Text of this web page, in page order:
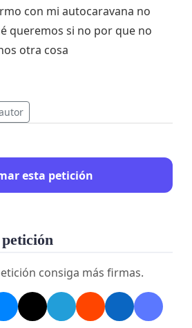
con mi autocaravana no
queremos si no por que no
otra cosa
esta petición
consiga más firmas.